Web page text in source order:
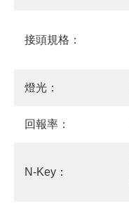
接頭規格：
燈光：
回報率：
N-Key：